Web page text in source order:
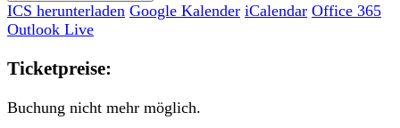
ICS herunterladen Google Kalender iCalendar Office 365
Outlook Live
Ticketpreise:
Buchung nicht mehr möglich.